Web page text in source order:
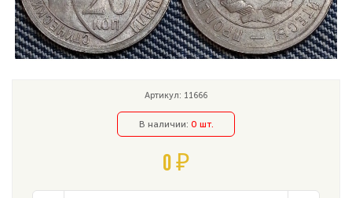
Артикул: 11666
В наличии: 0 шт.
0 ₽